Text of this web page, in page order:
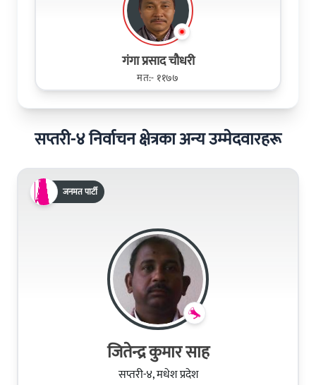
गंगा प्रसाद चौधरी
मत:- ११७७
सप्तरी-४ निर्वाचन क्षेत्रका अन्य उम्मेदवारहरू
जनमत पार्टी
जितेन्द्र कुमार साह
सप्तरी-४, मधेश प्रदेश